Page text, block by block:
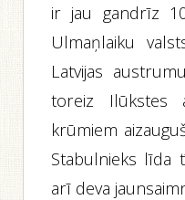
ir jau gandrīz
Ulmaņlaiku
Latvijas
toreiz Ilūkstes
krūmiem
Stabulnieks līda
arī deva